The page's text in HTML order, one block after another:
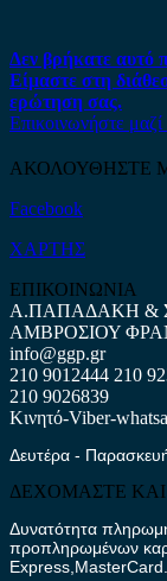
Δεν βρήκατε αυτό
Είμαστε στη
ερώτηση σας.
Επικοινωνήστε
ΑΚΟΛΟΥΘΗΣΤΕ
Facebook
ΧΑΡΤΗΣ
ΕΠΙΚΟΙΝΩΝΙΑ
Α.ΠΑΠΑΔΑΚΗ &
ΑΜΒΡΟΣΙΟΥ
info@ggp.gr
210 9012444 210
210 9026839
Κινητό-Viber-
Δευτέρα -
ΔΕΧΟΜΑΣΤΕ
Δυνατότητα
προπληρωμένων
Express,MasterCard.